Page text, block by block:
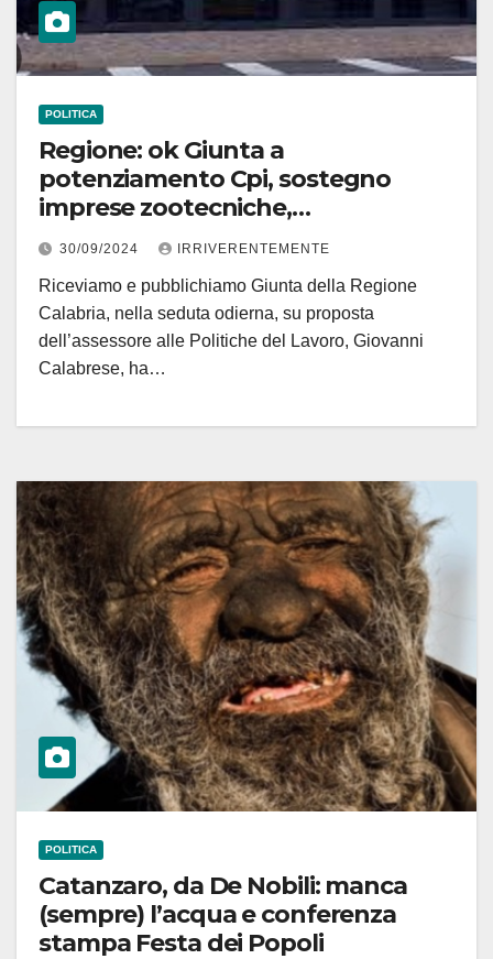
POLITICA
Regione: ok Giunta a
potenziamento Cpi, sostegno
imprese zootecniche,
valorizzazione sistema biblioteche
30/09/2024 IRRIVERENTEMENTE
Riceviamo e pubblichiamo Giunta della Regione
Calabria, nella seduta odierna, su proposta
dell’assessore alle Politiche del Lavoro, Giovanni
Calabrese, ha…
POLITICA
Catanzaro, da De Nobili: manca
(sempre) l’acqua e conferenza
stampa Festa dei Popoli